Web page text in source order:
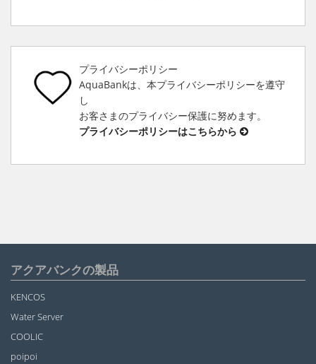
プライバシーポリシー
AquaBankは、本プライバシーポリシーを遵守
し
お客さまのプライバシー保護に努めます。
プライバシーポリシーはこちらから
アクアバンクの製品
KENCOS
Water Server
COOLIC
poipoi